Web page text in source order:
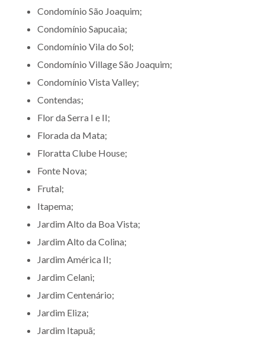
Condomínio São Joaquim;
Condomínio Sapucaia;
Condomínio Vila do Sol;
Condomínio Village São Joaquim;
Condomínio Vista Valley;
Contendas;
Flor da Serra I e II;
Florada da Mata;
Floratta Clube House;
Fonte Nova;
Frutal;
Itapema;
Jardim Alto da Boa Vista;
Jardim Alto da Colina;
Jardim América II;
Jardim Celani;
Jardim Centenário;
Jardim Eliza;
Jardim Itapuã;